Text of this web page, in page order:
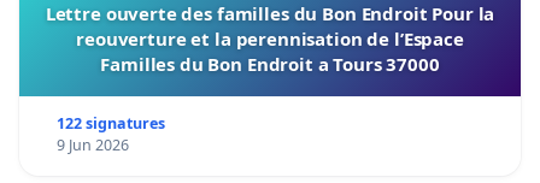
Lettre ouverte des familles du Bon Endroit Pour la
reouverture et la perennisation de l’Espace
Familles du Bon Endroit a Tours 37000
122 signatures
9 Jun 2026